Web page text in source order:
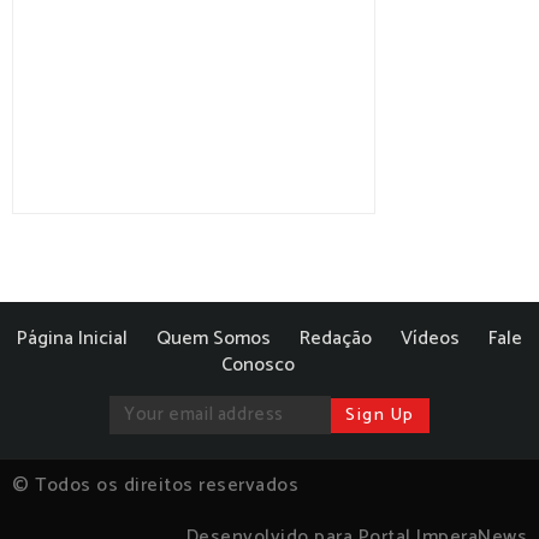
Página Inicial Quem Somos Redação Vídeos
Fale
Conosco
© Todos os direitos reservados